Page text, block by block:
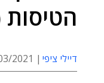
דיילי ציפי 10:34